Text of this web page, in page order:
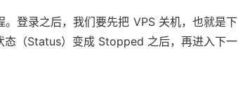
登录之后，我们要先把 VPS 关机，也就是下
（Status）变成 Stopped 之后，再进入下一